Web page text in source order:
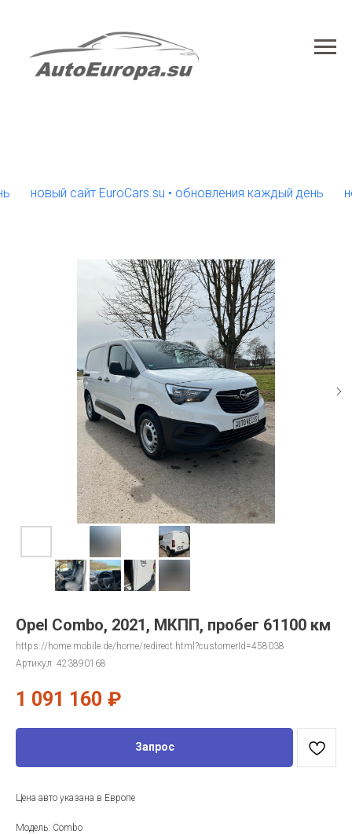
новый сайт EuroCars.su • обновления каждый день новый
Opel Combo, 2021, МКПП, пробег 61100 км
https://home.mobile.de/home/redirect.html?customerId=458038
Артикул: 423890168
1 091 160 ₽
Запрос
Цена авто указана в Европе
Модель: Combo